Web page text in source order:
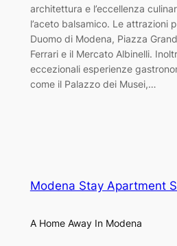
architettura e l’eccellenza
l’aceto balsamico. Le attrazioni
Duomo di Modena, Piazza
Ferrari e il Mercato Albinelli.
eccezionali esperienze
come il Palazzo dei Musei,…
Modena Stay Apartment
A Home Away In Modena